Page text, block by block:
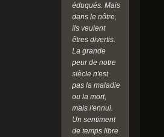
éduqués. Mais
dans le nôtre,
ils veulent
êtres divertis.
La grande
peur de notre
siècle n'est
pas la maladie
ou la mort,
mais l'ennui.
Un sentiment
de temps libre